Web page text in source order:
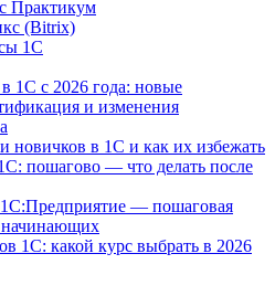
Практикум
(Bitrix)
1С
1С с 2026 года: новые
и изменения
новичков в 1С и как их избежать
пошагово — что делать после
1С:Предприятие — пошаговая
начинающих
1С: какой курс выбрать в 2026